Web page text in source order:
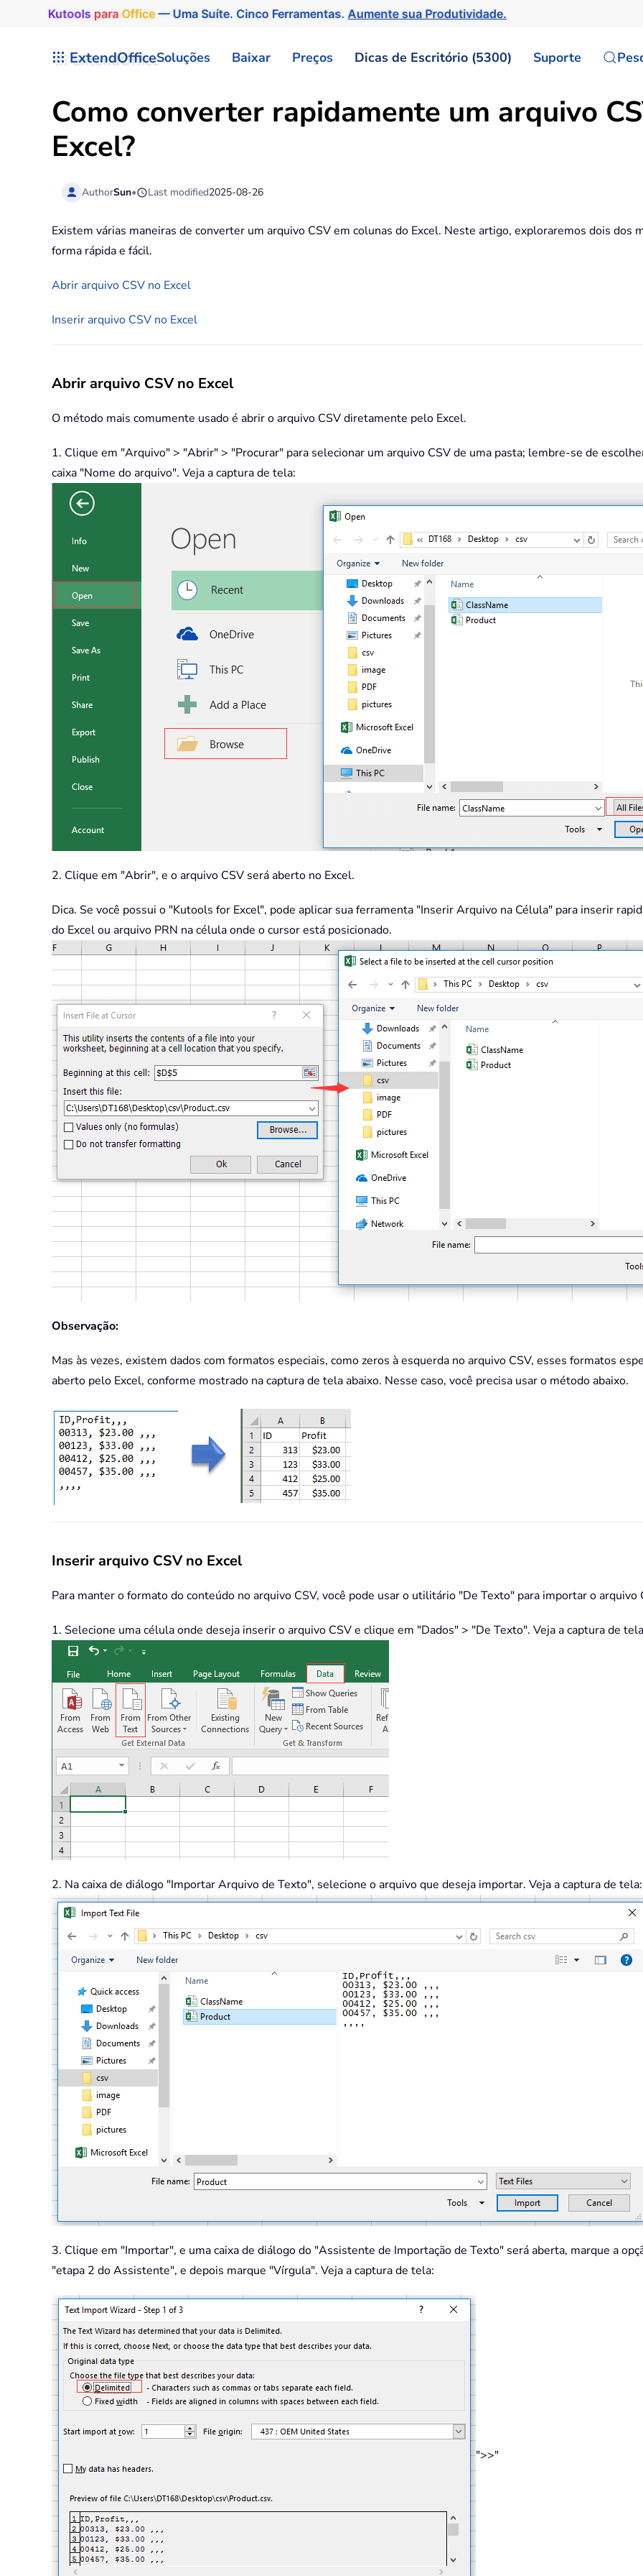
Kutools para Office— Uma Suíte. Cinco Ferramentas.Aumente sua Produtividade.
ExtendOfficeSoluções Baixar Preços Dicas de Escritório (5300) Suporte
Como converter rapidamente um arquivo
Excel?
AuthorSun• Last modified2025-08-26
Existem várias maneiras de converter um arquivo CSV em colunas do Excel. Neste artigo, exploraremos dois dos
forma rápida e fácil.
Abrir arquivo CSV no Excel
Inserir arquivo CSV no Excel
Abrir arquivo CSV no Excel
O método mais comumente usado é abrir o arquivo CSV diretamente pelo Excel.
1. Clique em "Arquivo" > "Abrir" > "Procurar" para selecionar um arquivo CSV de uma pasta; lembre-se de
caixa "Nome do arquivo". Veja a captura de tela:
2. Clique em "Abrir", e o arquivo CSV será aberto no Excel.
Dica. Se você possui o "Kutools for Excel", pode aplicar sua ferramenta "Inserir Arquivo na Célula" para inserir
do Excel ou arquivo PRN na célula onde o cursor está posicionado.
Observação:
Mas às vezes, existem dados com formatos especiais, como zeros à esquerda no arquivo CSV, esses formatos
aberto pelo Excel, conforme mostrado na captura de tela abaixo. Nesse caso, você precisa usar o método abaixo.
Inserir arquivo CSV no Excel
Para manter o formato do conteúdo no arquivo CSV, você pode usar o utilitário "De Texto" para importar o arquivo
1. Selecione uma célula onde deseja inserir o arquivo CSV e clique em "Dados" > "De Texto". Veja a captura de
2. Na caixa de diálogo "Importar Arquivo de Texto", selecione o arquivo que deseja importar. Veja a captura de tela:
3. Clique em "Importar", e uma caixa de diálogo do "Assistente de Importação de Texto" será aberta, marque a
"etapa 2 do Assistente", e depois marque "Vírgula". Veja a captura de tela:
">>"